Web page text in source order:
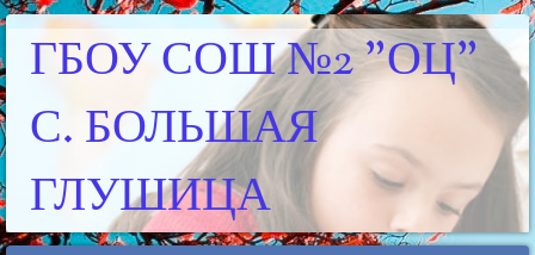
ГБОУ СОШ №2 "ОЦ"
С. БОЛЬШАЯ
ГЛУШИЦА